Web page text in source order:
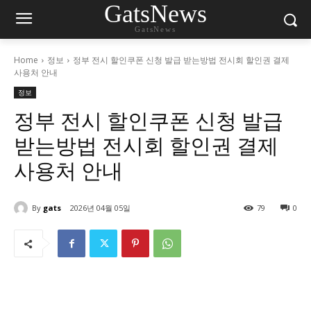
GatsNews
GatsNews
Home 정보
정부 전시 할인쿠폰 신청 발급 받는방법 전시회 할인권 결제
사용처 안내
정보
정부 전시 할인쿠폰 신청 발급
받는방법 전시회 할인권 결제
사용처 안내
By gats 2026년 04월 05일 0
79